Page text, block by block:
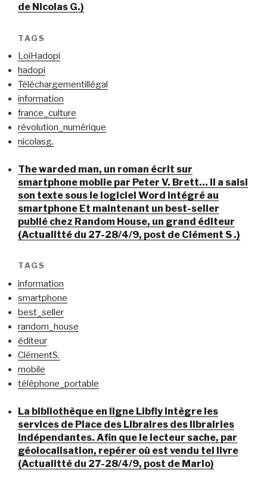
de Nicolas G.)
TAGS
LoiHadopi
hadopi
Téléchargementillégal
information
france_culture
révolution_numérique
nicolasg.
The warded man, un roman écrit sur
smartphone mobile par Peter V. Brett… Il a saisi
son texte sous le logiciel Word intégré au
smartphone Et maintenant un best-seller
publié chez Random House, un grand éditeur
(Actualitté du 27-28/4/9, post de Clément S .)
TAGS
information
smartphone
best_seller
random_house
éditeur
ClémentS.
mobile
téléphone_portable
La bibliothèque en ligne Libfly intègre les
services de Place des Libraires des librairies
indépendantes. Afin que le lecteur sache, par
géolocalisation, repérer où est vendu tel livre
(Actualitté du 27-28/4/9, post de Mario)